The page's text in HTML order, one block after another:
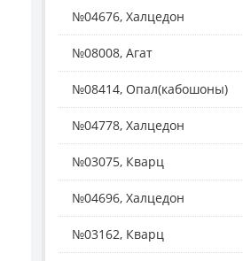
№04676, Халцедон
№08008, Агат
№08414, Опал(кабошоны)
№04778, Халцедон
№03075, Кварц
№04696, Халцедон
№03162, Кварц